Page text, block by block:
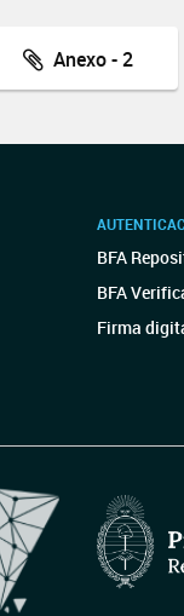
Anexo - 2
BFA
BFA
Firma